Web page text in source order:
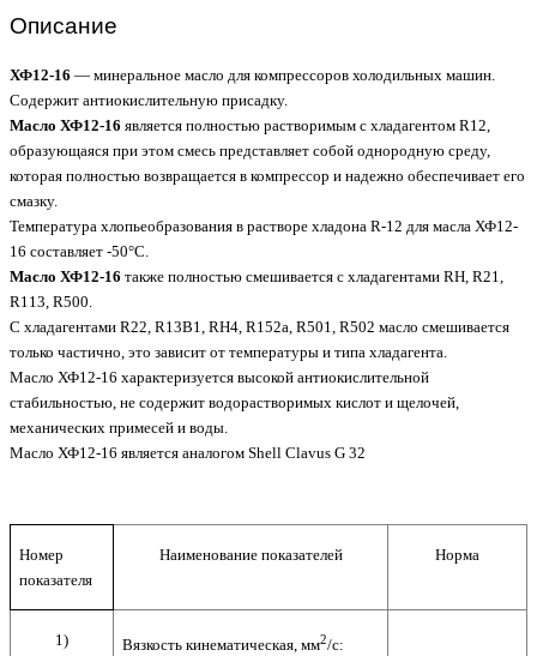
Описание
ХФ12-16 — минеральное масло для компрессоров холодильных машин.
Содержит антиокислительную присадку.
Масло ХФ12-16 является полностью растворимым с хладагентом R12,
образующаяся при этом смесь представляет собой однородную среду,
которая полностью возвращается в компрессор и надежно обеспечивает его
смазку.
Температура хлопьеобразования в растворе хладона R-12 для масла ХФ12-
16 составляет -50°С.
Масло ХФ12-16 также полностью смешивается с хладагентами RH, R21,
R113, R500.
С хладагентами R22, R13B1, RH4, R152a, R501, R502 масло смешивается
только частично, это зависит от температуры и типа хладагента.
Масло ХФ12-16 характеризуется высокой антиокислительной
стабильностью, не содержит водорастворимых кислот и щелочей,
механических примесей и воды.
Масло ХФ12-16 является аналогом Shell Clavus G 32
Номер
показателя
Наименование показателей Норма
1) Вязкость кинематическая, мм2/с: